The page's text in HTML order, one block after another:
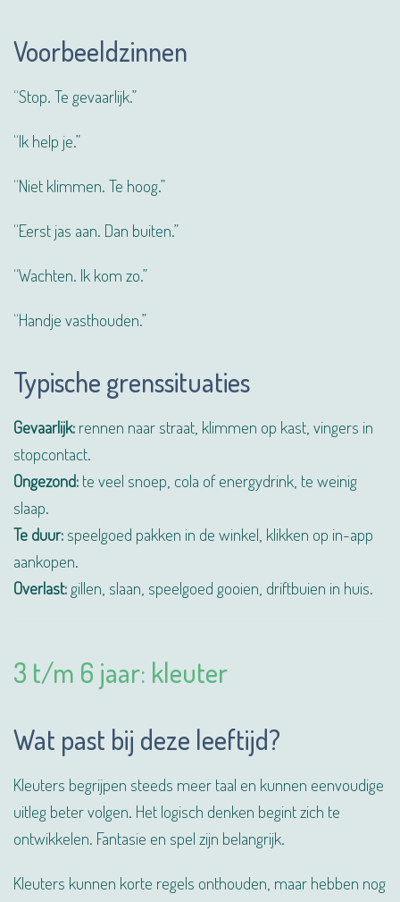
Voorbeeldzinnen
“Stop. Te gevaarlijk.”
“Ik help je.”
“Niet klimmen. Te hoog.”
“Eerst jas aan. Dan buiten.”
“Wachten. Ik kom zo.”
“Handje vasthouden.”
Typische grenssituaties
Gevaarlijk: rennen naar straat, klimmen op kast, vingers in
stopcontact.
Ongezond: te veel snoep, cola of energydrink, te weinig
slaap.
Te duur: speelgoed pakken in de winkel, klikken op in-app
aankopen.
Overlast: gillen, slaan, speelgoed gooien, driftbuien in huis.
3 t/m 6 jaar: kleuter
Wat past bij deze leeftijd?
Kleuters begrijpen steeds meer taal en kunnen eenvoudige
uitleg beter volgen. Het logisch denken begint zich te
ontwikkelen. Fantasie en spel zijn belangrijk.
Kleuters kunnen korte regels onthouden, maar hebben nog